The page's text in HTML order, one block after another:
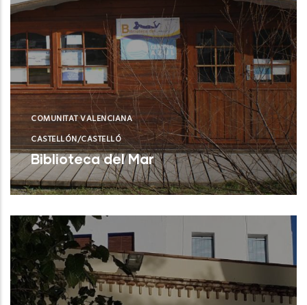
COMUNITAT VALENCIANA
CASTELLÓN/CASTELLÓ
Biblioteca del Mar
Castellón (Castelló/Castellón)